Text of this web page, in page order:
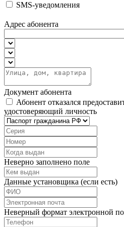
SMS-уведомления
Адрес абонента
Документ абонента
Абонент отказался
удостоверяющий личность
Неверно заполнено поле
Данные установщика (если есть)
Неверный формат электронной